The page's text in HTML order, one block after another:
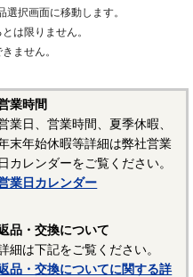
形をしたリング状の部品で
よりリングを広げて挿入し
溝加工をして穴の入口か
グを狭めて挿入し溝に嵌め
ッパーになって、シャフト
のを防ぎます。
メーカー図面をよく確認
択画面に移動します。
は限りません。
ません。
業時間
業日、営業時間、夏季休暇、
末年始休暇等詳細は弊社営業
日カレンダーをご覧ください。
業日カレンダー
品・交換について
細は下記をご覧ください。
品・交換についてに関する詳